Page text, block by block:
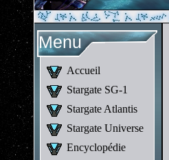
Menu
Accueil
Stargate SG-1
Stargate Atlantis
Stargate Universe
Encyclopédie